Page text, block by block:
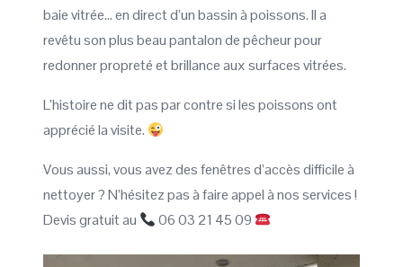
baie vitrée… en direct d’un bassin à poissons. Il a
revêtu son plus beau pantalon de pêcheur pour
redonner propreté et brillance aux surfaces vitrées.
L’histoire ne dit pas par contre si les poissons ont
apprécié la visite.
Vous aussi, vous avez des fenêtres d’accès difficile à
nettoyer ? N’hésitez pas à faire appel à nos services !
Devis gratuit au
06 03 21 45 09